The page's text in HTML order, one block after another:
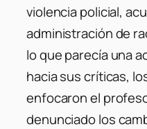
violencia policial,
administración de
lo que parecía una
hacia sus críticas,
enfocaron el
denunciado los